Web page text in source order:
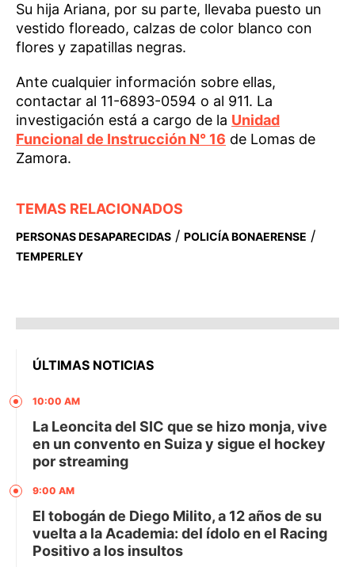
Su hija Ariana, por su parte, llevaba puesto un
vestido floreado, calzas de color blanco con
flores y zapatillas negras.
Ante cualquier información sobre ellas,
contactar al 11-6893-0594 o al 911. La
investigación está a cargo de la Unidad
Funcional de Instrucción N° 16 de Lomas de
Zamora.
TEMAS RELACIONADOS
PERSONAS DESAPARECIDAS / POLICÍA BONAERENSE /
TEMPERLEY
ÚLTIMAS NOTICIAS
10:00 AM
La Leoncita del SIC que se hizo monja, vive
en un convento en Suiza y sigue el hockey
por streaming
9:00 AM
El tobogán de Diego Milito, a 12 años de su
vuelta a la Academia: del ídolo en el Racing
Positivo a los insultos